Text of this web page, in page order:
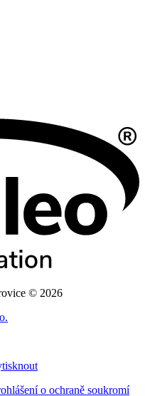
© 2026
o ochraně soukromí